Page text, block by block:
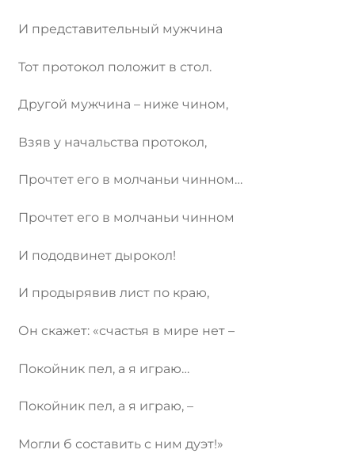
И представительный мужчина
Тот протокол положит в стол.
Другой мужчина – ниже чином,
Взяв у начальства протокол,
Прочтет его в молчаньи чинном…
Прочтет его в молчаньи чинном
И пододвинет дырокол!
И продырявив лист по краю,
Он скажет: «счастья в мире нет –
Покойник пел, а я играю…
Покойник пел, а я играю, –
Могли б составить с ним дуэт!»